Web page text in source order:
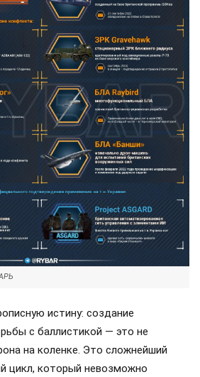
истину: создание
с баллистикой — это не
на коленке. Это сложнейший
цикл, который невозможно